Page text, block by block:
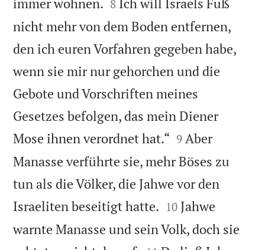
8
nicht mehr von dem Boden entfernen,
den ich euren Vorfahren gegeben habe,
wenn sie mir nur gehorchen und die
Gebote und Vorschriften meines
Gesetzes befolgen, das mein Diener
Mose ihnen verordnet hat.“ 

9 Aber
Manasse verführte sie, mehr Böses zu
tun als die Völker, die Jahwe vor den
Israeliten beseitigt hatte. 

10 Jahwe
warnte Manasse und sein Volk, doch sie